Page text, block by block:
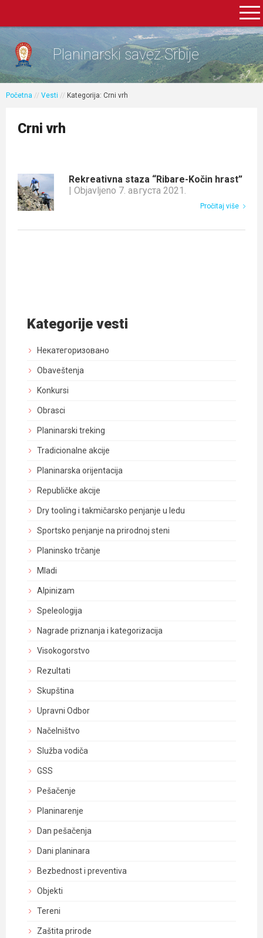
Planinarski savez Srbije
Početna // Vesti // Kategorija: Crni vrh
Crni vrh
Rekreativna staza “Ribare-Kočin hrast”
| Objavljeno 7. августа 2021.
Pročitaj više
Kategorije vesti
Некатегоризовано
Obaveštenja
Konkursi
Obrasci
Planinarski treking
Tradicionalne akcije
Planinarska orijentacija
Republičke akcije
Dry tooling i takmičarsko penjanje u ledu
Sportsko penjanje na prirodnoj steni
Planinsko trčanje
Mladi
Alpinizam
Speleologija
Nagrade priznanja i kategorizacija
Visokogorstvo
Rezultati
Skupština
Upravni Odbor
Načelništvo
Služba vodiča
GSS
Pešačenje
Planinarenje
Dan pešačenja
Dani planinara
Bezbednost i preventiva
Objekti
Tereni
Zaštita prirode